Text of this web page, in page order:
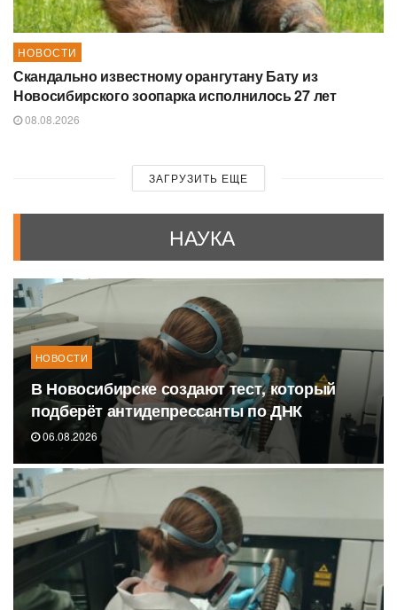
НОВОСТИ
Скандально известному орангутану Бату из
Новосибирского зоопарка исполнилось 27 лет
08.08.2026
ЗАГРУЗИТЬ ЕЩЕ
НАУКА
НОВОСТИ
В Новосибирске создают тест, который
подберёт антидепрессанты по ДНК
06.08.2026